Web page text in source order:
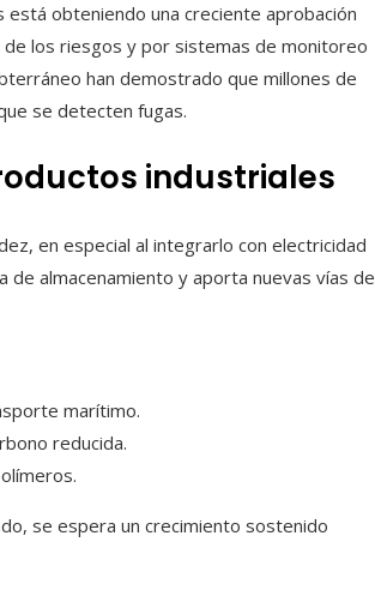
obteniendo una creciente aprobación
de los riesgos y por sistemas de monitoreo
han demostrado que millones de
se detecten fugas.
industriales
en especial al integrarlo con electricidad
almacenamiento y aporta nuevas vías de
marítimo.
reducida.
se espera un crecimiento sostenido